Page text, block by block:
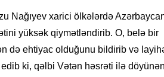
Nağıyev xarici ölkələrdə
yüksək qiymətləndirib. O, belə bir
də ehtiyac olduğunu bildirib və
ki, qəlbi Vətən həsrəti ilə